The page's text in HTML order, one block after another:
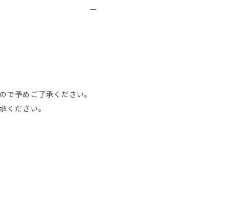
予めご了承ください。
ださい。